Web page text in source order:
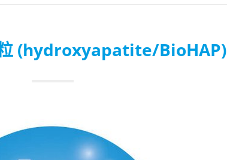
(hydroxyapatite/BioHAP)